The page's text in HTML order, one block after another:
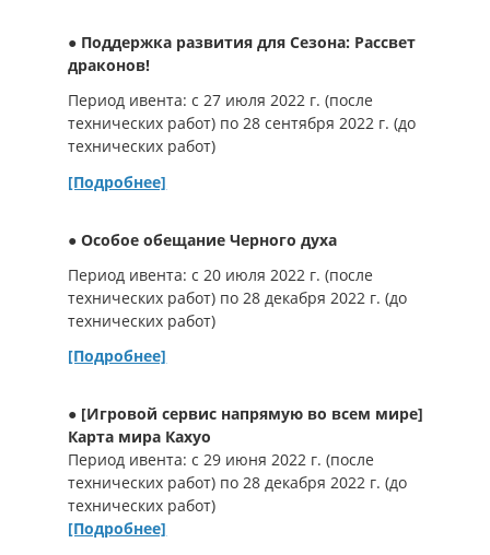
● Поддержка развития для Сезона: Рассвет
драконов!
Период ивента: с 27 июля 2022 г. (после
технических работ) по 28 сентября 2022 г. (до
технических работ)
[Подробнее]
● Особое обещание Черного духа
Период ивента: с 20 июля 2022 г. (после
технических работ) по 28 декабря 2022 г. (до
технических работ)
[Подробнее]
● [Игровой сервис напрямую во всем мире]
Карта мира Кахуо
Период ивента: с 29 июня 2022 г. (после
технических работ) по 28 декабря 2022 г. (до
технических работ)
[Подробнее]